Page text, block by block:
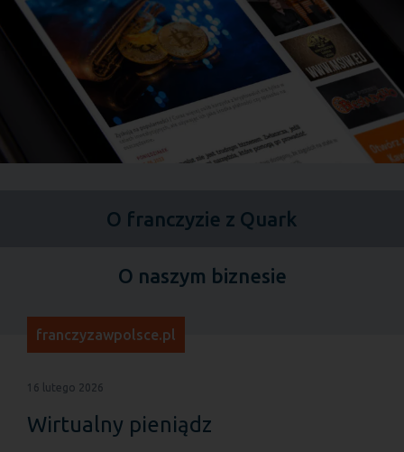
O franczyzie z Quark
O naszym biznesie
franczyzawpolsce.pl
16 lutego 2026
Wirtualny pieniądz